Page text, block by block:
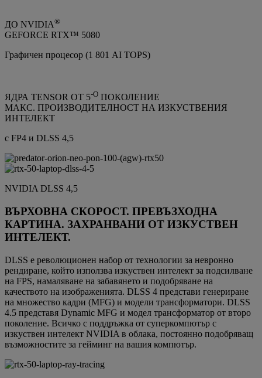
ДО NVIDIA®
GEFORCE RTX™ 5080
Графичен процесор (1 801 AI TOPS)
ЯДРА TENSOR ОТ 5-О ПОКОЛЕНИЕ
МАКС. ПРОИЗВОДИТЕЛНОСТ НА ИЗКУСТВЕНИЯ
ИНТЕЛЕКТ
с FP4 и DLSS 4,5
NVIDIA DLSS 4,5
ВЪРХОВНА СКОРОСТ. ПРЕВЪЗХОДНА
КАРТИНА. ЗАХРАНВАНИ ОТ ИЗКУСТВЕН
ИНТЕЛЕКТ.
DLSS е революционен набор от технологии за невронно
рендиране, който използва изкуствен интелект за подсилване
на FPS, намаляване на забавянето и подобряване на
качеството на изображенията. DLSS 4 представи генериране
на множество кадри (MFG) и модели трансформатори. DLSS
4.5 представя Dynamic MFG и модел трансформатор от второ
поколение. Всичко с поддръжка от суперкомпютър с
изкуствен интелект NVIDIA в облака, постоянно подобряващ
възможностите за гейминг на вашия компютър.